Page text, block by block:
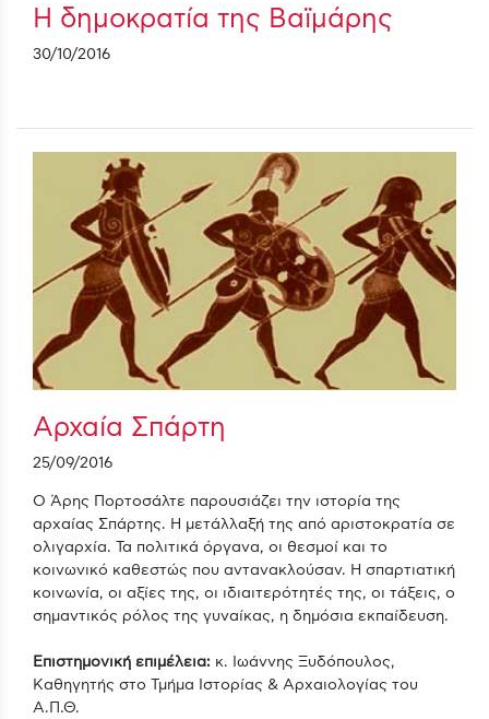
Η δημοκρατία της Βαϊμάρης
30/10/2016
Αρχαία Σπάρτη
25/09/2016
Ο Άρης Πορτοσάλτε παρουσιάζει την ιστορία της
αρχαίας Σπάρτης. Η μετάλλαξή της από αριστοκρατία σε
ολιγαρχία. Τα πολιτικά όργανα, οι θεσμοί και το
κοινωνικό καθεστώς που αντανακλούσαν. Η σπαρτιατική
κοινωνία, οι αξίες της, οι ιδιαιτερότητές της, οι τάξεις, ο
σημαντικός ρόλος της γυναίκας, η δημόσια εκπαίδευση.
Επιστημονική επιμέλεια: κ. Ιωάννης Ξυδόπουλος,
Καθηγητής στο Τμήμα Ιστορίας & Αρχαιολογίας του
Α.Π.Θ.